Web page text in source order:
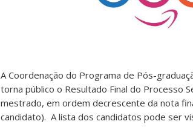
A Coordenação do Programa de Pós-
torna público o Resultado Final do Processo
mestrado, em ordem decrescente da nota
candidato). A lista dos candidatos pode ser